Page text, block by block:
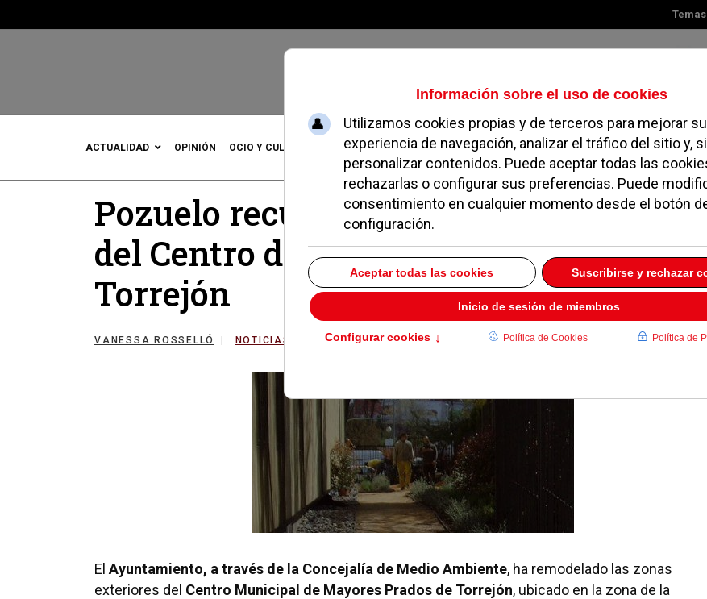
Temas
Sábado, 08 de agosto de 2026
ACTUALIDAD OPINIÓN OCIO Y CULTURA DEPORTES MADRID NOROESTE SOCIEDAD MAGAZINE SERVICIOS
Pozuelo recupera las zonas exteriores
del Centro de Mayores Prados de
Torrejón
VANESSA ROSSELLÓ NOTICIAS DE POZUELO 23 JUNIO 2010
El Ayuntamiento, a través de la Concejalía de Medio Ambiente, ha remodelado las zonas
exteriores del Centro Municipal de Mayores Prados de Torrejón, ubicado en la zona de la